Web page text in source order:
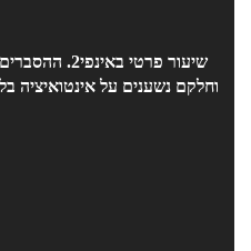
שיעור פרטי
וחלקם נשענים על אינטואיציה